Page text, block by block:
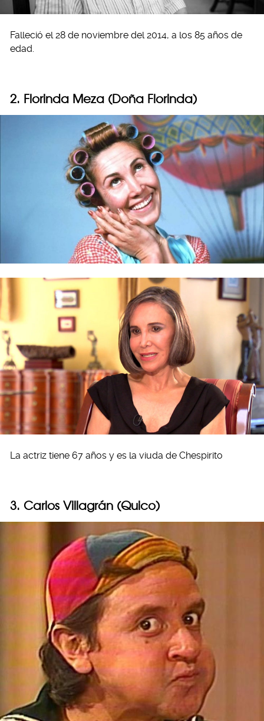
Falleció el 28 de noviembre del 2014, a los 85 años de
edad.
2. Florinda Meza (Doña Florinda)
La actriz tiene 67 años y es la viuda de Chespirito
3. Carlos Villagrán (Quico)